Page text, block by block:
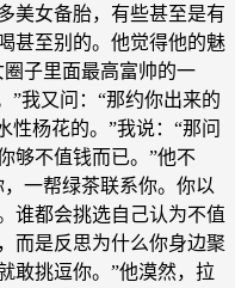
女备胎，有些甚至是有
甚至别的。他觉得他的魅
子里面最高富帅的一
”我又问：“那约你出来的
性杨花的。”我说：“那问
够不值钱而已。”他不
一帮绿茶联系你。你以
谁都会挑选自己认为不值
而是反思为什么你身边聚
敢挑逗你。”他漠然，拉